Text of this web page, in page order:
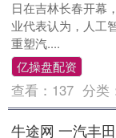
日在吉林长春开幕
业代表认为，人工
重塑汽....
亿操盘配资
查看： 137 分类
牛途网 一汽丰